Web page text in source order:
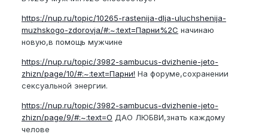
https://nup.ru/topic/10265-rastenija-dlja-uluchshenija-
muzhskogo-zdorovja/#:~:text=Парни%2C начинаю
новую,в помощь мужчине
https://nup.ru/topic/3982-sambucus-dvizhenie-jeto-
zhizn/page/10/#:~:text=Парни! На форуме,сохранении
сексуальной энергии.
https://nup.ru/topic/3982-sambucus-dvizhenie-jeto-
zhizn/page/9/#:~:text=О ДАО ЛЮБВИ,знать каждому
челове